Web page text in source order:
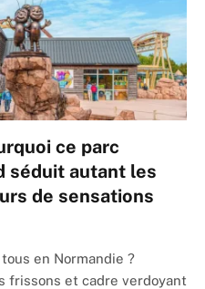
ce parc
séduit autant les
de sensations
en Normandie ?
frissons et cadre verdoyant